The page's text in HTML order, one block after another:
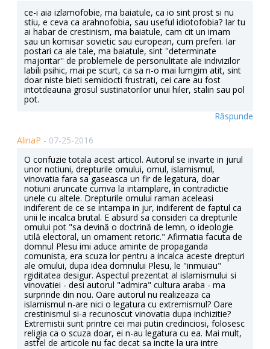
ce-i aia izlamofobie, ma baiatule, ca io sint prost si nu
stiu, e ceva ca arahnofobia, sau useful idiotofobia? Iar tu
ai habar de crestinism, ma baiatule, cam cit un imam
sau un komisar sovietic sau european, cum preferi. Iar
postari ca ale tale, ma baiatule, sint ''determinate
majoritar'' de problemele de personulitate ale indivizilor
labili psihic, mai pe scurt, ca sa n-o mai lumgim atit, sint
doar niste bieti semidocti frustrati, cei care au fost
intotdeauna grosul sustinatorilor unui hiler, stalin sau pol
pot.
Răspunde
AlinaP - 07-25-2016
O confuzie totala acest articol. Autorul se invarte in jurul
unor notiuni, drepturile omului, omul, islamismul,
vinovatia fara sa gaseasca un fir de legatura, doar
notiuni aruncate cumva la intamplare, in contradictie
unele cu altele. Drepturile omului raman aceleasi
indiferent de ce se intampa in jur, indiferent de faptul ca
unii le incalca brutal. E absurd sa consideri ca drepturile
omului pot "sa devină o doctrină de lemn, o ideologie
utilă electoral, un ornament retoric." Afirmatia facuta de
domnul Plesu imi aduce aminte de propaganda
comunista, era scuza lor pentru a incalca aceste drepturi
ale omului, dupa idea domnului Plesu, le "inmuiau"
rgiditatea desigur. Aspectul prezentat al islamismului si
vinovatiei - desi autorul "admira" cultura araba - ma
surprinde din nou. Oare autorul nu realizeaza ca
islamismul n-are nici o legatura cu extremismul? Oare
crestinismul si-a recunoscut vinovatia dupa inchizitie?
Extremistii sunt printre cei mai putin credinciosi, folosesc
religia ca o scuza doar, ei n-au legatura cu ea. Mai mult,
astfel de articole nu fac decat sa incite la ura intre